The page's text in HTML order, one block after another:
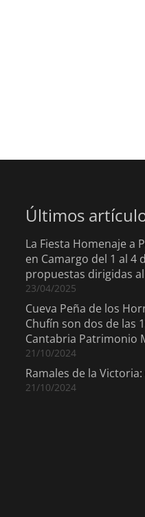
Últimos
La Fiesta Homenaje a
en Camargo del 1 al 4
propuestas dirigidas
23/04/2025
Cueva Peña de los
Chufín son dos de las
Cantabria Patrimonio
21/10/2024
Ramales de la
21/10/2024